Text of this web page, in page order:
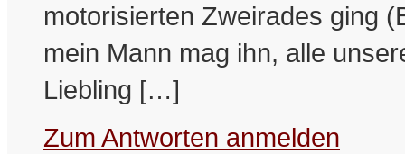
motorisierten Zweirades ging
mein Mann mag ihn, alle
Liebling […]
Zum Antworten anmelden